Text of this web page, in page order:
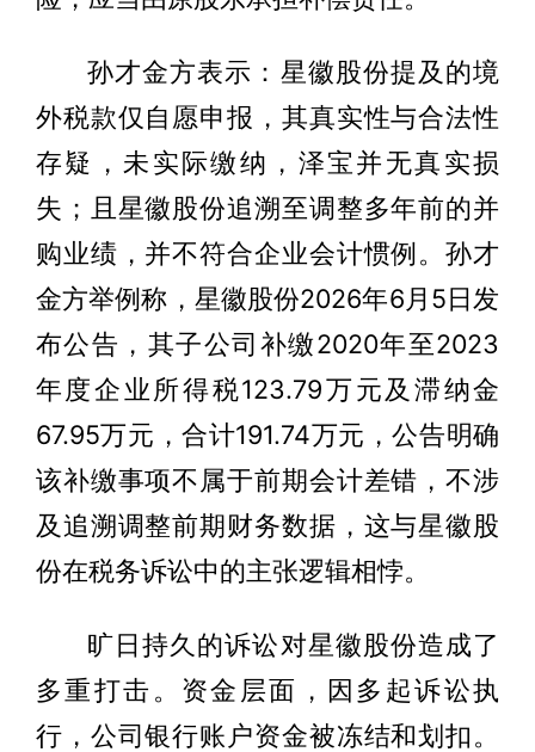
孙才金方表示：星徽股份提及的境
外税款仅自愿申报，其真实性与合法性
存疑，未实际缴纳，泽宝并无真实损
失；且星徽股份追溯至调整多年前的并
购业绩，并不符合企业会计惯例。孙才
金方举例称，星徽股份2026年6月5日发
布公告，其子公司补缴2020年至2023
年度企业所得税123.79万元及滞纳金
67.95万元，合计191.74万元，公告明确
该补缴事项不属于前期会计差错，不涉
及追溯调整前期财务数据，这与星徽股
份在税务诉讼中的主张逻辑相悖。
旷日持久的诉讼对星徽股份造成了
多重打击。资金层面，因多起诉讼执
行，公司银行账户资金被冻结和划扣。